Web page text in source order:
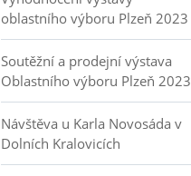
oblastního výboru Plzeň 2023
Soutěžní a prodejní výstava
Oblastního výboru Plzeň 2023
Návštěva u Karla Novosáda v
Dolních Kralovicích